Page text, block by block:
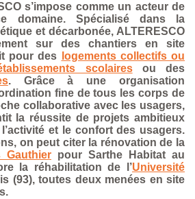
s’impose comme un acteur de
domaine. Spécialisé dans la
et décarbonée, ALTERESCO
sur des chantiers en site
pour des
logements collectifs ou
scolairesou des
. Grâce à une organisation
fine de tous les corps de
collaborative avec les usagers,
la réussite de projets ambitieux
et le confort des usagers.
on peut citer la rénovation de la
Gauthier pour Sarthe Habitat au
la réhabilitation de l’Université
(93),toutes deux menées en site